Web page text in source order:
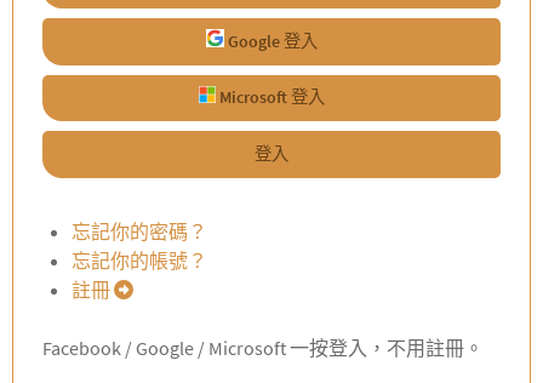
Google 登入
Microsoft 登入
登入
忘記你的密碼？
忘記你的帳號？
註冊
Facebook / Google / Microsoft 一按登入，不用註冊。